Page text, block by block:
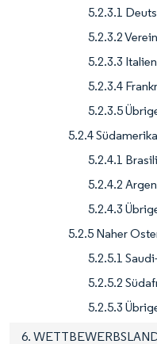
5.2.3.1
5.2.3.2
5.2.3.3 Italien
5.2.3.4
5.2.3.5
5.2.4 Südamerika
5.2.4.1
5.2.4.2
5.2.4.3
5.2.5 Naher
5.2.5.1
5.2.5.2
5.2.5.3
6.